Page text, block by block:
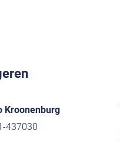
Kroonenburg
437030